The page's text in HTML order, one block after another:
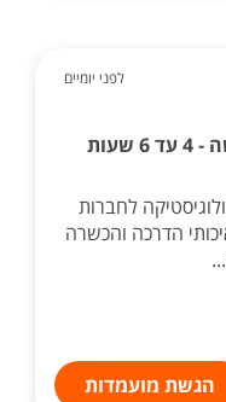
לפני יומיים
איש משרד - משרה חלקית גמישה - 4 עד 6 שעות
לחברות
הדרכה והכשרה
הגשת מועמדות